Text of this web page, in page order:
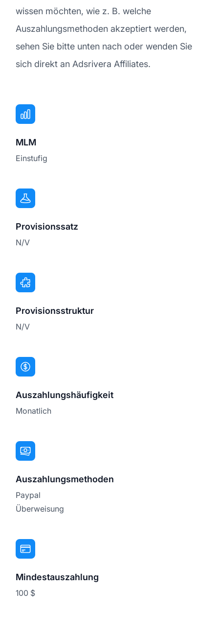
wissen möchten, wie z. B. welche
Auszahlungsmethoden akzeptiert werden,
sehen Sie bitte unten nach oder wenden Sie
sich direkt an Adsrivera Affiliates.
MLM
Einstufig
Provisionssatz
N/V
Provisionsstruktur
N/V
Auszahlungshäufigkeit
Monatlich
Auszahlungsmethoden
Paypal
Überweisung
Mindestauszahlung
100 $